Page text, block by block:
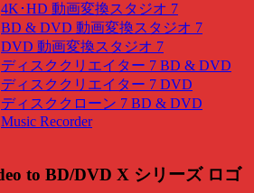
4K･HD 動画変換スタジオ 7
BD & DVD 動画変換スタジオ 7
DVD 動画変換スタジオ 7
ディスククリエイター 7 BD & DVD
ディスククリエイター 7 DVD
ディスククローン 7 BD & DVD
Music Recorder